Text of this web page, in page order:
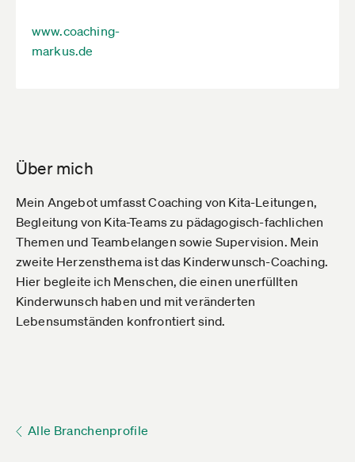
www.coaching-
markus.de
Über mich
Mein Angebot umfasst Coaching von Kita-Leitungen,
Begleitung von Kita-Teams zu pädagogisch-fachlichen
Themen und Teambelangen sowie Supervision. Mein
zweite Herzensthema ist das Kinderwunsch-Coaching.
Hier begleite ich Menschen, die einen unerfüllten
Kinderwunsch haben und mit veränderten
Lebensumständen konfrontiert sind.
Alle Branchenprofile